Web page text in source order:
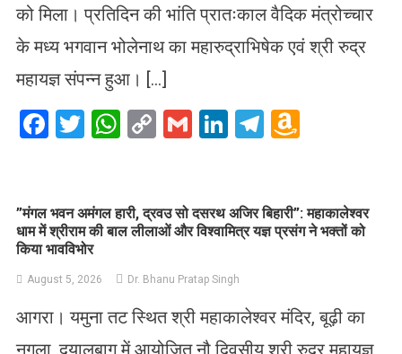
को मिला। प्रतिदिन की भांति प्रातःकाल वैदिक मंत्रोच्चार
के मध्य भगवान भोलेनाथ का महारुद्राभिषेक एवं श्री रुद्र
महायज्ञ संपन्न हुआ। […]
Facebook
Twitter
WhatsApp
CopyGmailLinkedIn
Telegram
​”मंगल भवन अमंगल हारी, द्रवउ सो दसरथ अजिर बिहारी”: महाकालेश्वर
धाम में श्रीराम की बाल लीलाओं और विश्वामित्र यज्ञ प्रसंग ने भक्तों को
किया भावविभोर
August 5, 2026 Dr. Bhanu Pratap Singh
आगरा। यमुना तट स्थित श्री महाकालेश्वर मंदिर, बूढ़ी का
नगला, दयालबाग में आयोजित नौ दिवसीय श्री रुद्र महायज्ञ,